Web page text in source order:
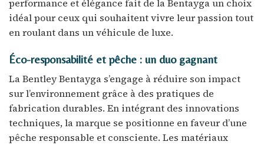
performance et élégance fait de la Bentayga un choix
idéal pour ceux qui souhaitent vivre leur passion tout
en roulant dans un véhicule de luxe.
Éco-responsabilité et pêche : un duo gagnant
La Bentley Bentayga s’engage à réduire son impact
sur l’environnement grâce à des pratiques de
fabrication durables. En intégrant des innovations
techniques, la marque se positionne en faveur d’une
pêche responsable et consciente. Les matériaux